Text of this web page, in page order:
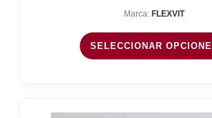
Marca: FLEXVIT
SELECCIONAR